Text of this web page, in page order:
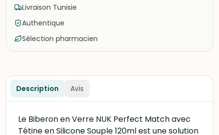
Livraison Tunisie
Authentique
Sélection pharmacien
Description Avis
Le Biberon en Verre NUK Perfect Match avec
Tétine en Silicone Souple 120ml est une solution